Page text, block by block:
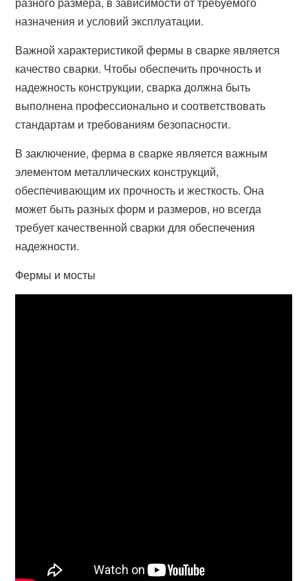
назначения и условий эксплуатации.
Важной характеристикой фермы в сварке является
качество сварки. Чтобы обеспечить прочность и
надежность конструкции, сварка должна быть
выполнена профессионально и соответствовать
стандартам и требованиям безопасности.
В заключение, ферма в сварке является важным
элементом металлических конструкций,
обеспечивающим их прочность и жесткость. Она
может быть разных форм и размеров, но всегда
требует качественной сварки для обеспечения
надежности.
Фермы и мосты